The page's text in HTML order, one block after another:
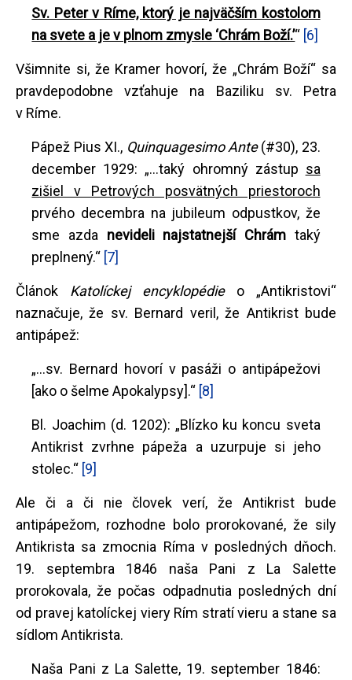
Sv. Peter v Ríme, ktorý je najväčším kostolom
na svete a je v plnom zmysle ‘Chrám Boží.’“ [6]
Všimnite si, že Kramer hovorí, že „Chrám Boží“ sa
pravdepodobne vzťahuje na Baziliku sv. Petra
v Ríme.
Pápež Pius XI., Quinquagesimo Ante(#30), 23.
december 1929: „...taký ohromný zástup sa
zišiel v Petrových posvätných priestoroch
prvého decembra na jubileum odpustkov, že
sme azda nevideli najstatnejší Chrámtaký
preplnený.“ [7]
Článok Katolíckej encyklopédieo „Antikristovi“
naznačuje, že sv. Bernard veril, že Antikrist bude
antipápež:
„...sv. Bernard hovorí v pasáži o antipápežovi
[ako o šelme Apokalypsy].“ [8]
Bl. Joachim (d. 1202): „Blízko ku koncu sveta
Antikrist zvrhne pápeža a uzurpuje si jeho
stolec.“ [9]
Ale či a či nie človek verí, že Antikrist bude
antipápežom, rozhodne bolo prorokované, že sily
Antikrista sa zmocnia Ríma v posledných dňoch.
19. septembra 1846 naša Pani z La Salette
prorokovala, že počas odpadnutia posledných dní
od pravej katolíckej viery Rím stratí vieru a stane sa
sídlom Antikrista.
Naša Pani z La Salette, 19. september 1846: